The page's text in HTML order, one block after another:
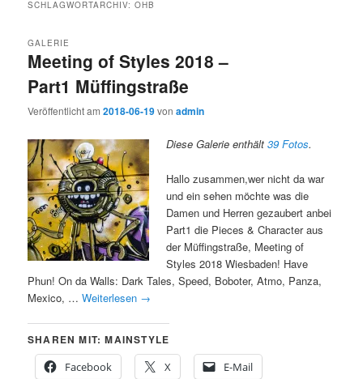
SCHLAGWORTARCHIV:OHB
Meeting of Styles 2018 –
Part1 Müffingstraße
GALERIE
Veröffentlicht am2018-06-19vonadmin
Diese Galerie enthält39 Fotos.
Hallo zusammen,wer nicht da war
und ein sehen möchte was die
Damen und Herren gezaubert anbei
Part1 die Pieces & Character aus
der Müffingstraße, Meeting of
Styles 2018 Wiesbaden! Have
Phun! On da Walls: Dark Tales, Speed, Boboter, Atmo, Panza,
Mexico, …Weiterlesen →
SHAREN MIT: MAINSTYLE
Facebook
X E-Mail